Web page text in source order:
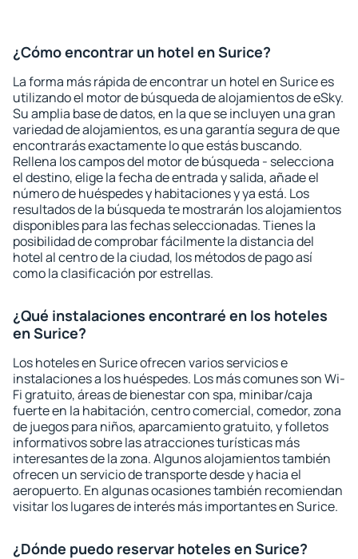
¿Cómo encontrar un hotel en Surice?
La forma más rápida de encontrar un hotel en Surice es
utilizando el motor de búsqueda de alojamientos de eSky.
Su amplia base de datos, en la que se incluyen una gran
variedad de alojamientos, es una garantía segura de que
encontrarás exactamente lo que estás buscando.
Rellena los campos del motor de búsqueda - selecciona
el destino, elige la fecha de entrada y salida, añade el
número de huéspedes y habitaciones y ya está. Los
resultados de la búsqueda te mostrarán los alojamientos
disponibles para las fechas seleccionadas. Tienes la
posibilidad de comprobar fácilmente la distancia del
hotel al centro de la ciudad, los métodos de pago así
como la clasificación por estrellas.
¿Qué instalaciones encontraré en los hoteles
en Surice?
Los hoteles en Surice ofrecen varios servicios e
instalaciones a los huéspedes. Los más comunes son Wi-
Fi gratuito, áreas de bienestar con spa, minibar/caja
fuerte en la habitación, centro comercial, comedor, zona
de juegos para niños, aparcamiento gratuito, y folletos
informativos sobre las atracciones turísticas más
interesantes de la zona. Algunos alojamientos también
ofrecen un servicio de transporte desde y hacia el
aeropuerto. En algunas ocasiones también recomiendan
visitar los lugares de interés más importantes en Surice.
¿Dónde puedo reservar hoteles en Surice?